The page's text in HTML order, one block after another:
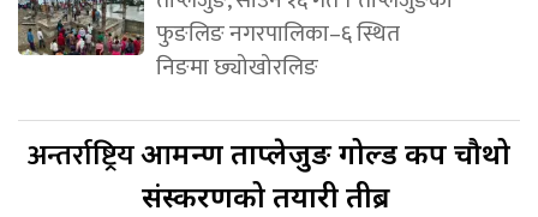
फुङलिङ नगरपालिका–६ स्थित
निङमा छ्योखोरलिङ
अन्तर्राष्ट्रियआमन्त्रण ताप्लेजुङ गोल्ड कप चौथो
संस्करणको तयारी तीब्र